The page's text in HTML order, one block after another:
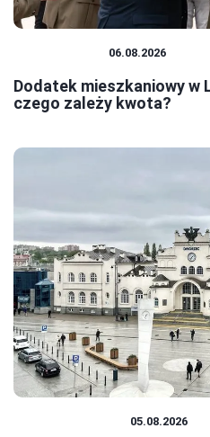
06.08.2026
Dodatek mieszkaniowy w
czego zależy kwota?
05.08.2026